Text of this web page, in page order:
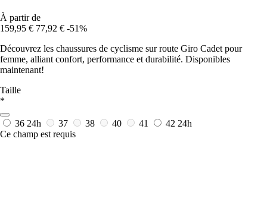
À partir de
159,95 € 77,92 € -51%
Découvrez les chaussures de cyclisme sur route Giro Cadet pour
femme, alliant confort, performance et durabilité. Disponibles
maintenant!
Taille
*
36 24h 37 38 40 41 42 24h
Ce champ est requis